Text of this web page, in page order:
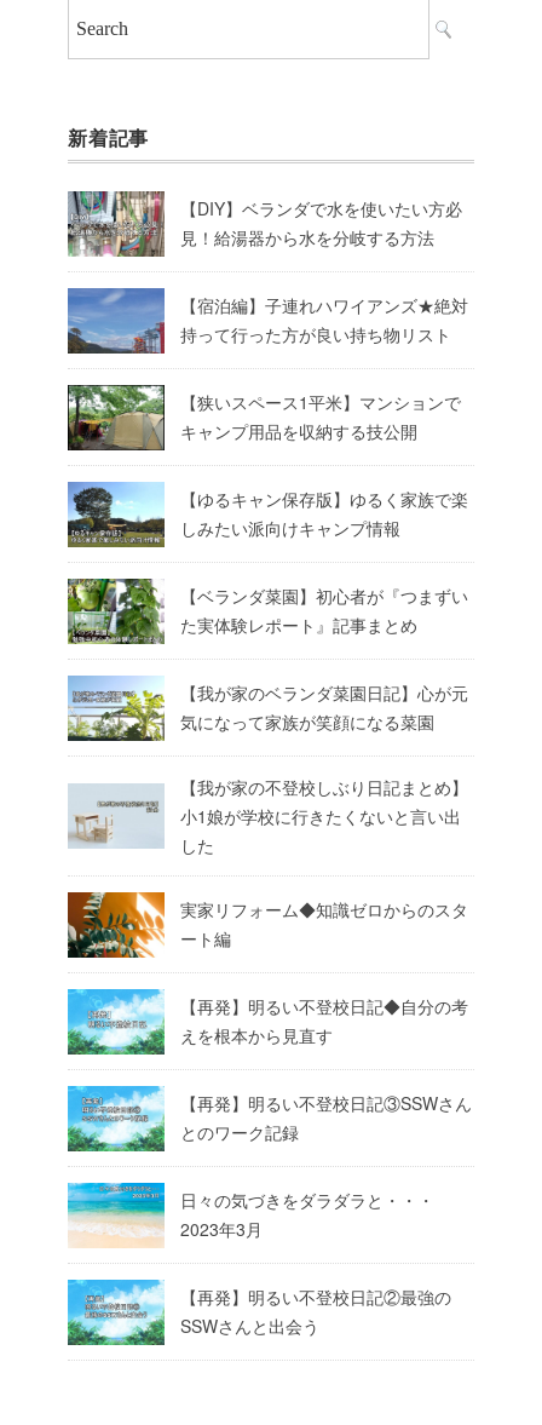
新着記事
【DIY】ベランダで水を使いたい方必
見！給湯器から水を分岐する方法
【宿泊編】子連れハワイアンズ★絶対
持って行った方が良い持ち物リスト
【狭いスペース1平米】マンションで
キャンプ用品を収納する技公開
【ゆるキャン保存版】ゆるく家族で楽
しみたい派向けキャンプ情報
【ベランダ菜園】初心者が『つまずい
た実体験レポート』記事まとめ
【我が家のベランダ菜園日記】心が元
気になって家族が笑顔になる菜園
【我が家の不登校しぶり日記まとめ】
小1娘が学校に行きたくないと言い出
した
実家リフォーム◆知識ゼロからのスタ
ート編
【再発】明るい不登校日記◆自分の考
えを根本から見直す
【再発】明るい不登校日記③SSWさん
とのワーク記録
日々の気づきをダラダラと・・・
2023年3月
【再発】明るい不登校日記②最強の
SSWさんと出会う